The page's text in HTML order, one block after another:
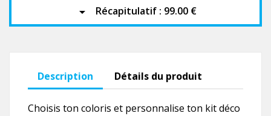
arrow_drop_down Récapitulatif : 99.00 €
Description Détails du produit
Choisis ton coloris et personnalise ton kit déco